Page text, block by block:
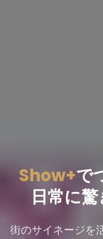
Show+で
日常に驚
街のサイネージを